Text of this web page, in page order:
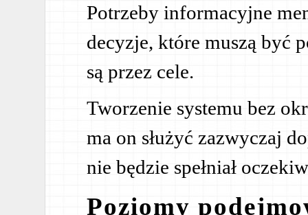
Potrzeby informacyjne
decyzje, które muszą być
są przez cele.
Tworzenie systemu bez
ma on służyć zazwyczaj
nie będzie spełniał
Poziomy